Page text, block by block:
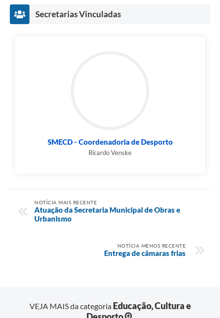
Secretarias Vinculadas
SMECD - Coordenadoria de Desporto
Ricardo Venske
NOTÍCIA MAIS RECENTE
Atuação da Secretaria Municipal de Obras e
Urbanismo
NOTÍCIA MENOS RECENTE
Entrega de câmaras frias
VEJA MAIS da categoria Educação, Cultura e